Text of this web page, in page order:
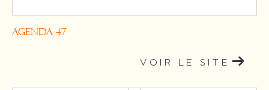
AGENDA 47
VOIR LE SITE